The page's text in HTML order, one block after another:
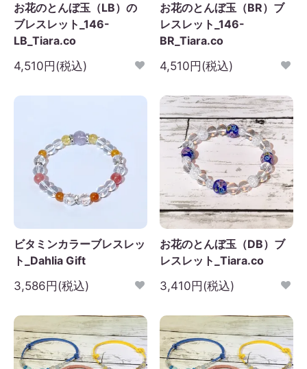
お花のとんぼ玉（LB）の
ブレスレット_146-
LB_Tiara.co
4,510円(税込)
お花のとんぼ玉（BR）ブ
レスレット_146-
BR_Tiara.co
4,510円(税込)
ビタミンカラーブレスレッ
ト_Dahlia Gift
3,586円(税込)
お花のとんぼ玉（DB）ブ
レスレット_Tiara.co
3,410円(税込)